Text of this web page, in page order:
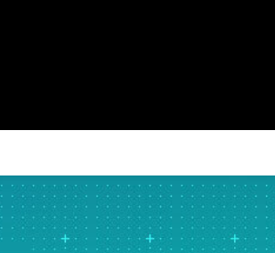
所有解决方案
分析